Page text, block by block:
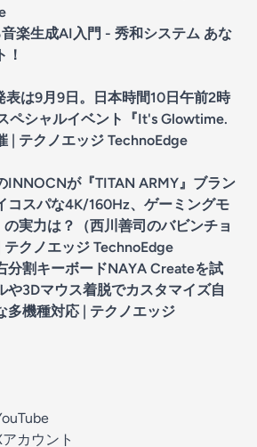
楽生成AI入門 - 秀和システム あな
！
は9月9日。日本時間10日午前2時
ペシャルイベント『It's Glowtime.
| テクノエッジ TechnoEdge
INNOCNが『TITAN ARMY』ブラン
コスパな4K/160Hz、ゲーミングモ
実力は？（西川善司のバビンチョ
クノエッジ TechnoEdge
分割キーボードNAYA Createを試
や3Dマウス着脱でカスタマイズ自
多機種対応 | テクノエッジ
カウント